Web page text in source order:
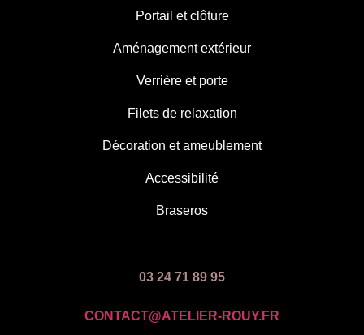
Portail et clôture
Aménagement extérieur
Verrière et porte
Filets de relaxation
Décoration et ameublement
Accessibilité
Braseros
03 24 71 89 95
CONTACT@ATELIER-ROUY.FR